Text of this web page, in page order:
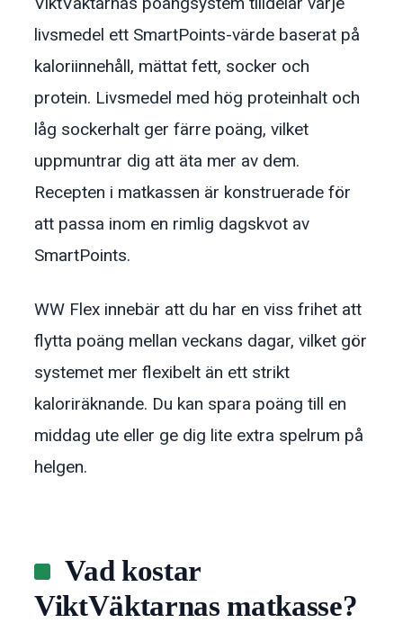
livsmedel ett SmartPoints-värde baserat på
kaloriinnehåll, mättat fett, socker och
protein. Livsmedel med hög proteinhalt och
låg sockerhalt ger färre poäng, vilket
uppmuntrar dig att äta mer av dem.
Recepten i matkassen är konstruerade för
att passa inom en rimlig dagskvot av
SmartPoints.
WW Flex innebär att du har en viss frihet att
flytta poäng mellan veckans dagar, vilket gör
systemet mer flexibelt än ett strikt
kaloriräknande. Du kan spara poäng till en
middag ute eller ge dig lite extra spelrum på
helgen.
Vad kostar
ViktVäktarnas matkasse?